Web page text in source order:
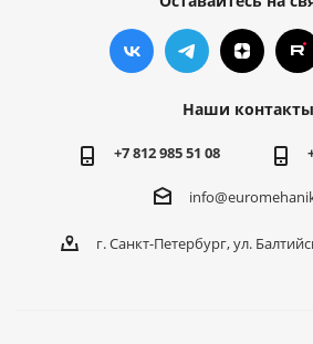
Наши контакты
+7 812 985 51 08
г. Санкт-Петербург, ул.